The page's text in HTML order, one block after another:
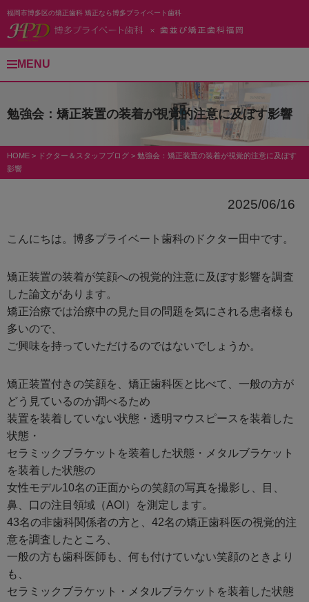
福岡市博多区の矯正歯科 矯正なら博多プライベート歯科
MENU
勉強会：矯正装置の装着が視覚的注意に及ぼす影響
HOME > ドクター＆スタッフブログ > 勉強会：矯正装置の装着が視覚的注意に及ぼす
影響
2025/06/16
こんにちは。博多プライベート歯科のドクター田中です。
矯正装置の装着が笑顔への視覚的注意に及ぼす影響を調査
した論文があります。
矯正治療では治療中の見た目の問題を気にされる患者様も
多いので、
ご興味を持っていただけるのではないでしょうか。
矯正装置付きの笑顔を、矯正歯科医と比べて、一般の方が
どう見ているのか調べるため
装置を装着していない状態・透明マウスピースを装着した
状態・
セラミックブラケットを装着した状態・メタルブラケット
を装着した状態の
女性モデル10名の正面からの笑顔の写真を撮影し、目、
鼻、口の注目領域（AOI）を測定します。
43名の非歯科関係者の方と、42名の矯正歯科医の視覚的注
意を調査したところ、
一般の方も歯科医師も、何も付けていない笑顔のときより
も、
セラミックブラケット・メタルブラケットを装着した状態